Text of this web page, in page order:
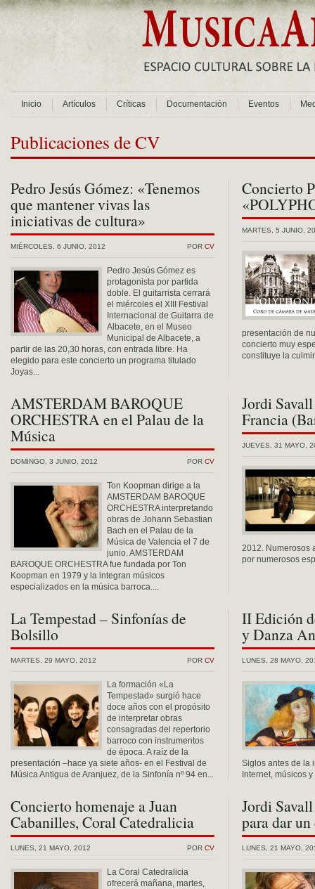
Inicio Artículos Críticas Documentación Eventos
Publicaciones de CV
Pedro Jesús Gómez: «Tenemos
que mantener vivas las
iniciativas de cultura»
POR CV
MIÉRCOLES, 6 JUNIO, 2012
Pedro Jesús Gómez es
protagonista por partida
doble. El guitarrista cerrará
el miércoles el XIII Festival
Internacional de Guitarra de
Albacete, en el Museo
Municipal de Albacete, a
partir de las 20,30 horas, con entrada libre. Ha
elegido para este concierto un programa titulado
Joyas...
Concierto
MARTES, 5 JUNIO,
presentación de
concierto muy
constituye la
AMSTERDAM BAROQUE
ORCHESTRA en el Palau de la
Música
POR CV
DOMINGO, 3 JUNIO, 2012
Ton Koopman dirige a la
AMSTERDAM BAROQUE
ORCHESTRA interpretando
obras de Johann Sebastian
Bach en el Palau de la
Música de Valencia el 7 de
junio. AMSTERDAM
BAROQUE ORCHESTRA fue fundada por Ton
Koopman en 1979 y la integran músicos
especializados en la música barroca....
Jordi
Francia
JUEVES, 31 MAYO,
2012. Numerosos
por numerosos
La Tempestad – Sinfonías de
Bolsillo
POR CV
MARTES, 29 MAYO, 2012
La formación «La
Tempestad» surgió hace
doce años con el propósito
de interpretar obras
consagradas del repertorio
barroco con instrumentos
de época. A raíz de la
presentación –hace ya siete años- en el Festival de
Música Antigua de Aranjuez, de la Sinfonía nº 94 en...
II Edición
y Danza
LUNES, 28 MAYO,
Siglos antes de la
Internet, músicos
Concierto homenaje a Juan
Cabanilles, Coral Catedralicia
POR CV
LUNES, 21 MAYO, 2012
La Coral Catedralicia
ofrecerá mañana, martes,
Jordi
para dar
LUNES, 21 MAYO,